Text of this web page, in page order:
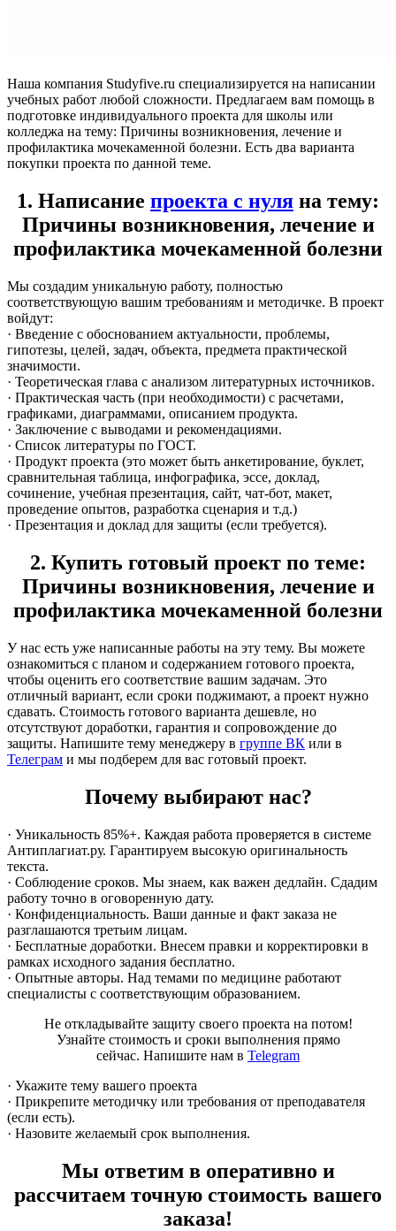
Наша компания Studyfive.ru специализируется на написании
учебных работ любой сложности. Предлагаем вам помощь в
подготовке индивидуального проекта для школы или
колледжа на тему: Причины возникновения, лечение и
профилактика мочекаменной болезни. Есть два варианта
покупки проекта по данной теме.
1. Написание проекта с нуля на тему:
Причины возникновения, лечение и
профилактика мочекаменной болезни
Мы создадим уникальную работу, полностью
соответствующую вашим требованиям и методичке. В проект
войдут:
· Введение с обоснованием актуальности, проблемы,
гипотезы, целей, задач, объекта, предмета практической
значимости.
· Теоретическая глава с анализом литературных источников.
· Практическая часть (при необходимости) с расчетами,
графиками, диаграммами, описанием продукта.
· Заключение с выводами и рекомендациями.
· Список литературы по ГОСТ.
· Продукт проекта (это может быть анкетирование, буклет,
сравнительная таблица, инфографика, эссе, доклад,
сочинение, учебная презентация, сайт, чат-бот, макет,
проведение опытов, разработка сценария и т.д.)
· Презентация и доклад для защиты (если требуется).
2. Купить готовый проект по теме:
Причины возникновения, лечение и
профилактика мочекаменной болезни
У нас есть уже написанные работы на эту тему. Вы можете
ознакомиться с планом и содержанием готового проекта,
чтобы оценить его соответствие вашим задачам. Это
отличный вариант, если сроки поджимают, а проект нужно
сдавать. Стоимость готового варианта дешевле, но
отсутствуют доработки, гарантия и сопровождение до
защиты. Напишите тему менеджеру в группе ВК или в
Телеграм и мы подберем для вас готовый проект.
Почему выбирают нас?
· Уникальность 85%+. Каждая работа проверяется в системе
Антиплагиат.ру. Гарантируем высокую оригинальность
текста.
· Соблюдение сроков. Мы знаем, как важен дедлайн. Сдадим
работу точно в оговоренную дату.
· Конфиденциальность. Ваши данные и факт заказа не
разглашаются третьим лицам.
· Бесплатные доработки. Внесем правки и корректировки в
рамках исходного задания бесплатно.
· Опытные авторы. Над темами по медицине работают
специалисты с соответствующим образованием.
Не откладывайте защиту своего проекта на потом!
Узнайте стоимость и сроки выполнения прямо
сейчас. Напишите нам в Telegram
· Укажите тему вашего проекта
· Прикрепите методичку или требования от преподавателя
(если есть).
· Назовите желаемый срок выполнения.
Мы ответим в оперативно и
рассчитаем точную стоимость вашего
заказа!